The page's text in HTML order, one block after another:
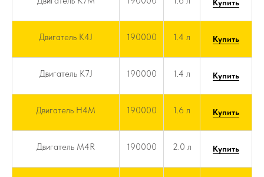
Купить
Двигатель K4J 190000 1.4 л Купить
Двигатель K7J 190000 1.4 л Купить
Двигатель H4M 190000 1.6 л Купить
Двигатель M4R 190000 2.0 л Купить